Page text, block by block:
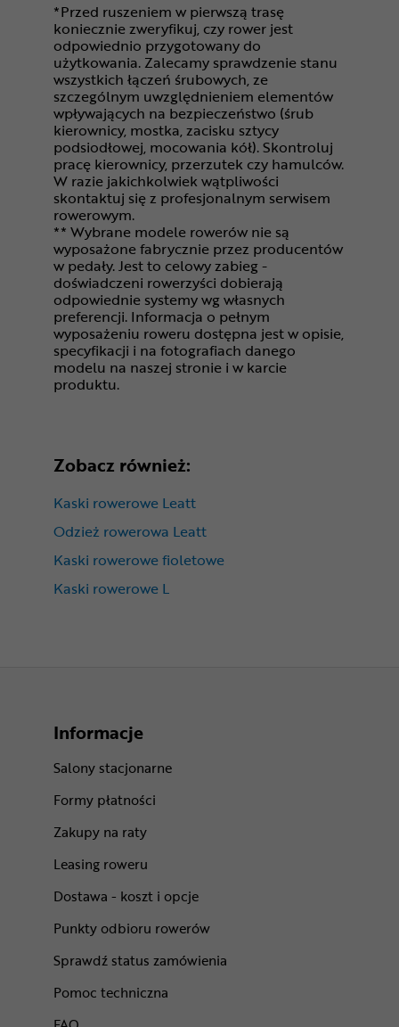
*Przed ruszeniem w pierwszą trasę
koniecznie zweryfikuj, czy rower jest
odpowiednio przygotowany do
użytkowania. Zalecamy sprawdzenie stanu
wszystkich łączeń śrubowych, ze
szczególnym uwzględnieniem elementów
wpływających na bezpieczeństwo (śrub
kierownicy, mostka, zacisku sztycy
podsiodłowej, mocowania kół). Skontroluj
pracę kierownicy, przerzutek czy hamulców.
W razie jakichkolwiek wątpliwości
skontaktuj się z profesjonalnym serwisem
rowerowym.
** Wybrane modele rowerów nie są
wyposażone fabrycznie przez producentów
w pedały. Jest to celowy zabieg -
doświadczeni rowerzyści dobierają
odpowiednie systemy wg własnych
preferencji. Informacja o pełnym
wyposażeniu roweru dostępna jest w opisie,
specyfikacji i na fotografiach danego
modelu na naszej stronie i w karcie
produktu.
Zobacz również:
Kaski rowerowe Leatt
Odzież rowerowa Leatt
Kaski rowerowe fioletowe
Kaski rowerowe L
Informacje
Salony stacjonarne
Formy płatności
Zakupy na raty
Leasing roweru
Dostawa - koszt i opcje
Punkty odbioru rowerów
Sprawdź status zamówienia
Pomoc techniczna